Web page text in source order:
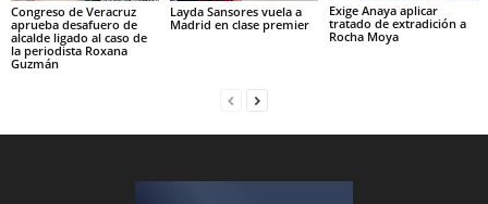
Congreso de Veracruz
aprueba desafuero de
alcalde ligado al caso de
la periodista Roxana
Guzmán
Layda Sansores vuela a
Madrid en clase premier
Exige Anaya aplicar
tratado de extradición a
Rocha Moya